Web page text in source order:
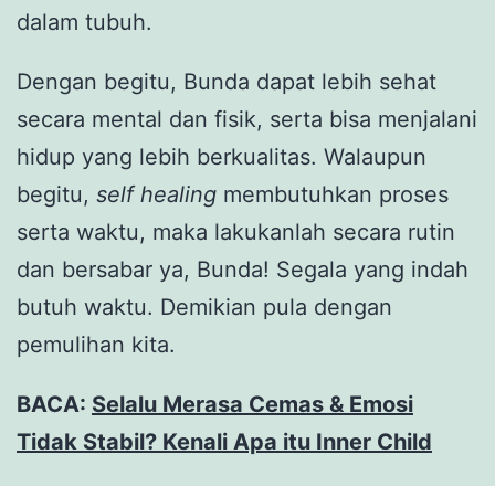
dalam tubuh.
Dengan begitu, Bunda dapat lebih sehat
secara mental dan fisik, serta bisa menjalani
hidup yang lebih berkualitas. Walaupun
begitu, self healing membutuhkan proses
serta waktu, maka lakukanlah secara rutin
dan bersabar ya, Bunda! Segala yang indah
butuh waktu. Demikian pula dengan
pemulihan kita.
BACA: Selalu Merasa Cemas & Emosi
Tidak Stabil? Kenali Apa itu Inner Child